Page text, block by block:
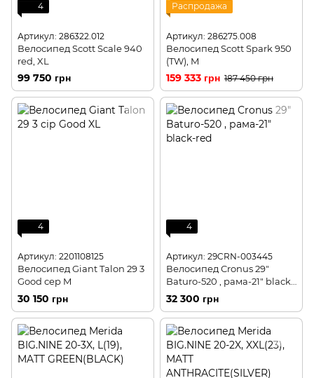
4
Артикул: 286322.012
Велосипед Scott Scale 940
red, XL
99 750 грн
Распродажа
Артикул: 286275.008
Велосипед Scott Spark 950
(TW), M
159 333 грн 187 450 грн
4
Артикул: 2201108125
Велосипед Giant Talon 29 3
Good сер M
30 150 грн
4
Артикул: 29CRN-003445
Велосипед Cronus 29"
Baturo-520 , рама-21" black-
red
32 300 грн